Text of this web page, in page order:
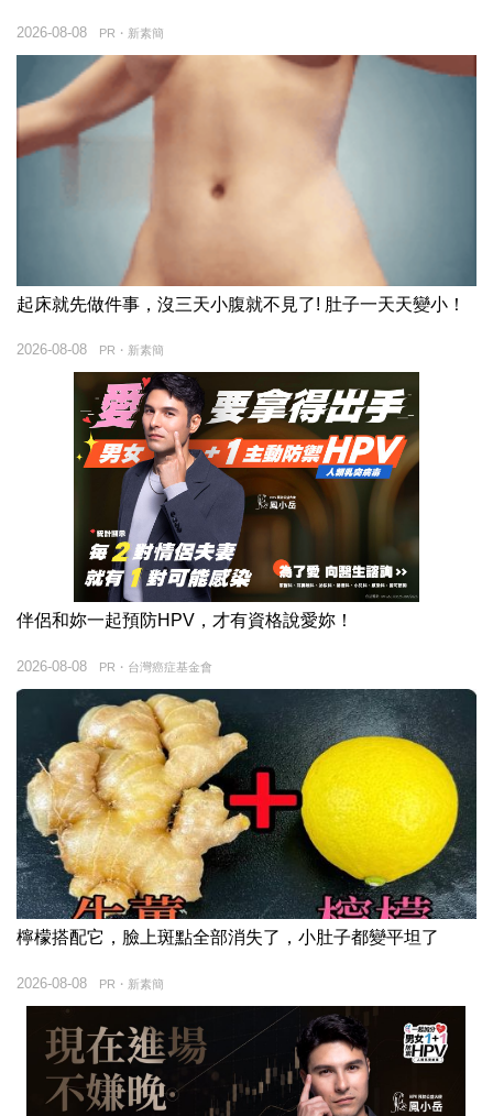
PR・新素簡
2026-08-08
起床就先做件事，沒三天小腹就不見了! 肚子一天天變小！
PR・新素簡
2026-08-08
伴侶和妳一起預防HPV，才有資格說愛妳！
PR・台灣癌症基金會
2026-08-08
檸檬搭配它，臉上斑點全部消失了，小肚子都變平坦了
PR・新素簡
2026-08-08